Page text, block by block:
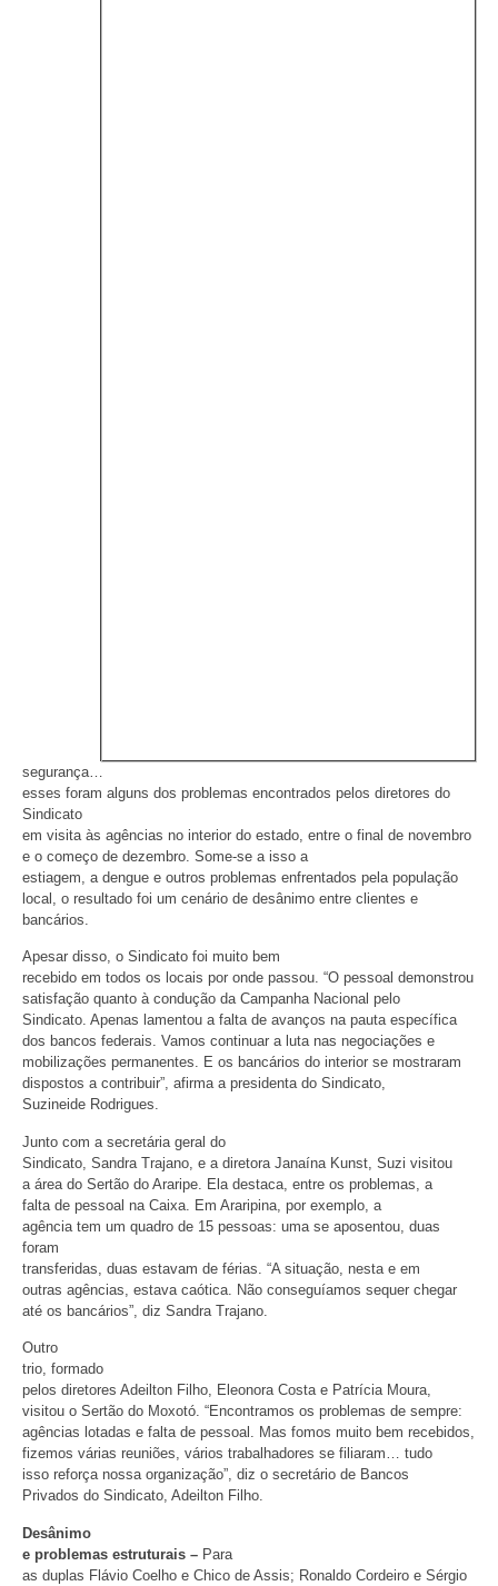
segurança…
esses foram alguns dos problemas encontrados pelos diretores do
Sindicato
em visita às agências no interior do estado, entre o final de novembro
e o começo de dezembro. Some-se a isso a
estiagem, a dengue e outros problemas enfrentados pela população
local, o resultado foi um cenário de desânimo entre clientes e
bancários.
Apesar disso, o Sindicato foi muito bem
recebido em todos os locais por onde passou. “O pessoal demonstrou
satisfação quanto à condução da Campanha Nacional pelo
Sindicato. Apenas lamentou a falta de avanços na pauta específica
dos bancos federais. Vamos continuar a luta nas negociações e
mobilizações permanentes. E os bancários do interior se mostraram
dispostos a contribuir”, afirma a presidenta do Sindicato,
Suzineide Rodrigues.
Junto com a secretária geral do
Sindicato, Sandra Trajano, e a diretora Janaína Kunst, Suzi visitou
a área do Sertão do Araripe. Ela destaca, entre os problemas, a
falta de pessoal na Caixa. Em Araripina, por exemplo, a
agência tem um quadro de 15 pessoas: uma se aposentou, duas
foram
transferidas, duas estavam de férias. “A situação, nesta e em
outras agências, estava caótica. Não conseguíamos sequer chegar
até os bancários”, diz Sandra Trajano.
Outro
trio, formado
pelos diretores Adeilton Filho, Eleonora Costa e Patrícia Moura,
visitou o Sertão do Moxotó. “Encontramos os problemas de sempre:
agências lotadas e falta de pessoal. Mas fomos muito bem recebidos,
fizemos várias reuniões, vários trabalhadores se filiaram… tudo
isso reforça nossa organização”, diz o secretário de Bancos
Privados do Sindicato, Adeilton Filho.
Desânimo
e problemas estruturais – Para
as duplas Flávio Coelho e Chico de Assis; Ronaldo Cordeiro e Sérgio